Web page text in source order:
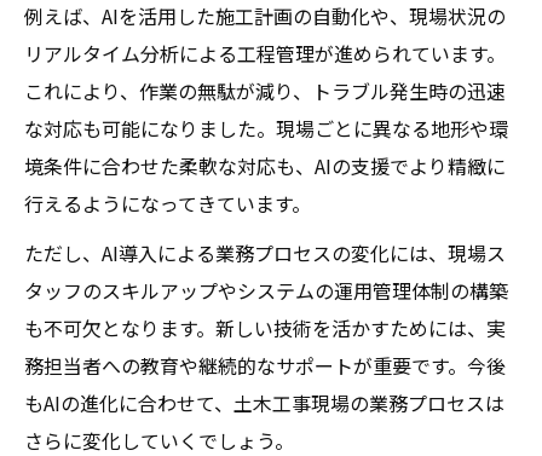
例えば、AIを活用した施工計画の自動化や、現場状況の
リアルタイム分析による工程管理が進められています。
これにより、作業の無駄が減り、トラブル発生時の迅速
な対応も可能になりました。現場ごとに異なる地形や環
境条件に合わせた柔軟な対応も、AIの支援でより精緻に
行えるようになってきています。
ただし、AI導入による業務プロセスの変化には、現場ス
タッフのスキルアップやシステムの運用管理体制の構築
も不可欠となります。新しい技術を活かすためには、実
務担当者への教育や継続的なサポートが重要です。今後
もAIの進化に合わせて、土木工事現場の業務プロセスは
さらに変化していくでしょう。